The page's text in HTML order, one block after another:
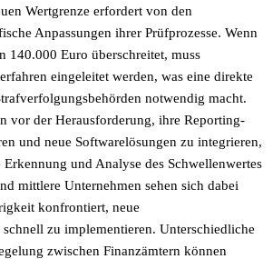
Wertgrenze erfordert von den
Anpassungen ihrer Prüfprozesse. Wenn
140.000 Euro überschreitet, muss
eingeleitet werden, was eine direkte
notwendig macht.
vor der Herausforderung, ihre Reporting-
und neue Softwarelösungen zu integrieren,
und Analyse des Schwellenwertes
mittlere Unternehmen sehen sich dabei
konfrontiert, neue
zu implementieren. Unterschiedliche
zwischen Finanzämtern können